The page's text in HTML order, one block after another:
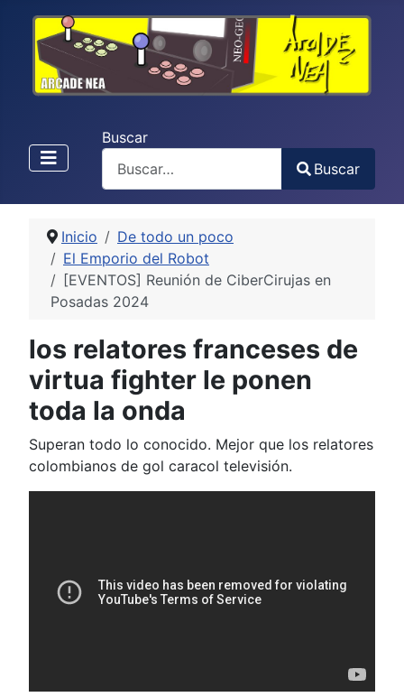
Buscar
Buscar
Inicio
De todo un poco
El Emporio del Robot
[EVENTOS] Reunión de CiberCirujas en
Posadas 2024
los relatores franceses de
virtua fighter le ponen
toda la onda
Superan todo lo conocido. Mejor que los relatores
colombianos de gol caracol televisión.